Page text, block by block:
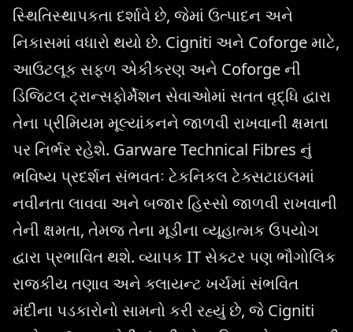
સ્થિતિસ્થાપકતા દર્શાવે છે, જેમાં ઉત્પાદન અને
નિકાસમાં વધારો થયો છે. Cigniti અને Coforge માટે,
આઉટલૂક સફળ એકીકરણ અને Coforge ની
ડિજિટલ ટ્રાન્સફોર્મેશન સેવાઓમાં સતત વૃદ્ધિ દ્વારા
તેના પ્રીમિયમ મૂલ્યાંકનને જાળવી રાખવાની ક્ષમતા
પર નિર્ભર રહેશે. Garware Technical Fibres નું
ભવિષ્ય પ્રદર્શન સંભવતઃ ટેકનિકલ ટેક્સટાઇલમાં
નવીનતા લાવવા અને બજાર હિસ્સો જાળવી રાખવાની
તેની ક્ષમતા, તેમજ તેના મૂડીના વ્યૂહાત્મક ઉપયોગ
દ્વારા પ્રભાવિત થશે. વ્યાપક IT સેક્ટર પણ ભૌગોલિક
રાજકીય તણાવ અને ક્લાયન્ટ ખર્ચમાં સંભવિત
મંદીના પડકારોનો સામનો કરી રહ્યું છે, જે Cigniti